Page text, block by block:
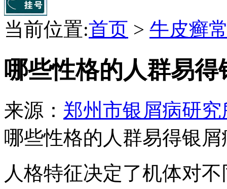
当前位置:首页 > 牛皮癣
哪些性格的人群易得
来源： 郑州市银屑病研究
哪些性格的人群易得银屑
人格特征决定了机体对